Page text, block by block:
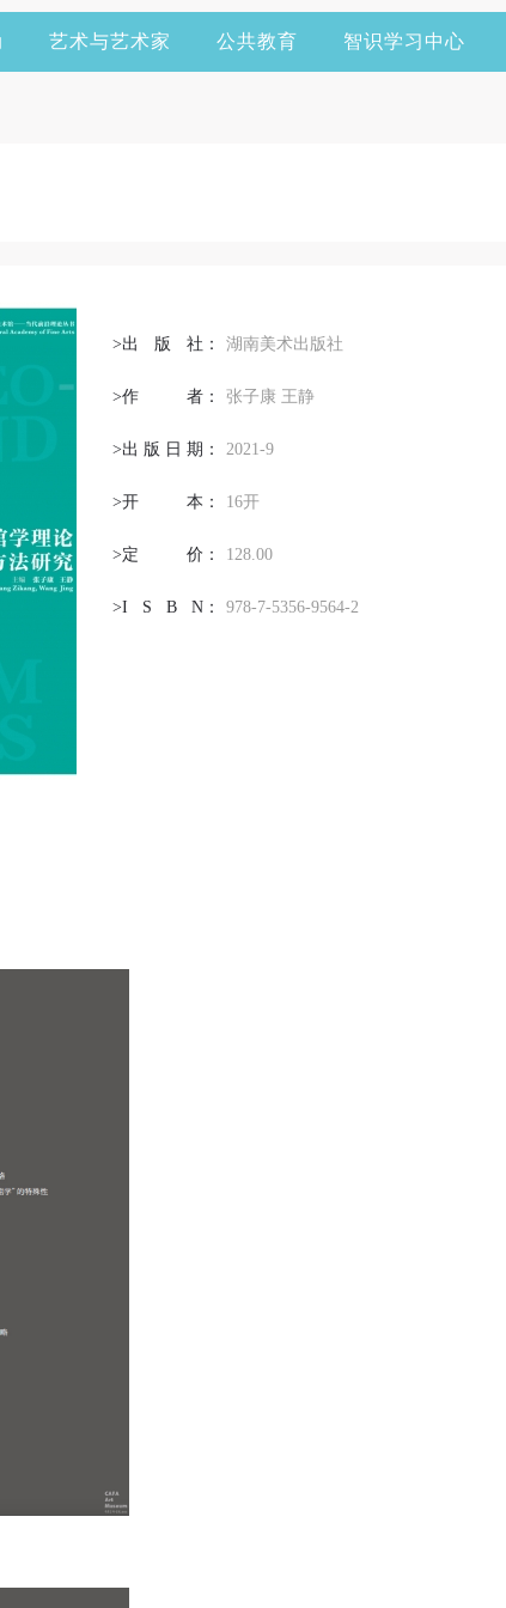
艺术与艺术家 公共教育 智识学习中心
>出 版 社： 湖南美术出版社
>作 者 ： 张子康 王静
>出 版 日 期 ： 2021-9
>开 本 ： 16开
>定 价 ： 128.00
>I S B N ： 978-7-5356-9564-2